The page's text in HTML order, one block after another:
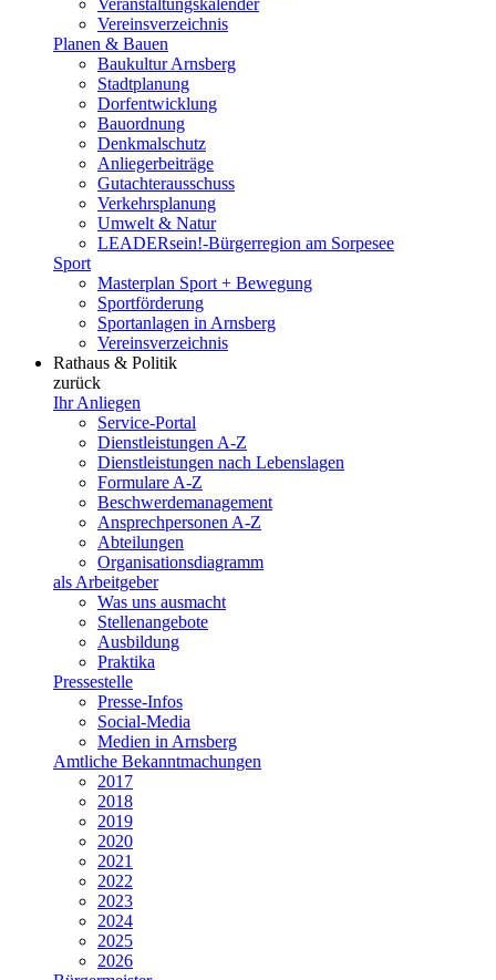
Veranstaltungskalender
Vereinsverzeichnis
Planen & Bauen
Baukultur Arnsberg
Stadtplanung
Dorfentwicklung
Bauordnung
Denkmalschutz
Anliegerbeiträge
Gutachterausschuss
Verkehrsplanung
Umwelt & Natur
LEADERsein!-Bürgerregion am Sorpesee
Sport
Masterplan Sport + Bewegung
Sportförderung
Sportanlagen in Arnsberg
Vereinsverzeichnis
Rathaus & Politik
zurück
Ihr Anliegen
Service-Portal
Dienstleistungen A-Z
Dienstleistungen nach Lebenslagen
Formulare A-Z
Beschwerdemanagement
Ansprechpersonen A-Z
Abteilungen
Organisationsdiagramm
als Arbeitgeber
Was uns ausmacht
Stellenangebote
Ausbildung
Praktika
Pressestelle
Presse-Infos
Social-Media
Medien in Arnsberg
Amtliche Bekanntmachungen
2017
2018
2019
2020
2021
2022
2023
2024
2025
2026